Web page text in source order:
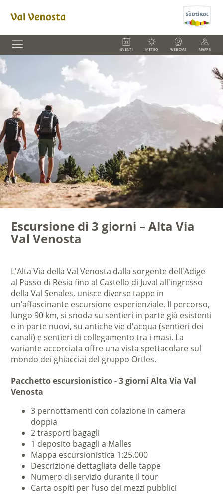
EVENTI METEO WEBCAM MAPPS
Escursione di 3 giorni – Alta Via
Val Venosta
L'Alta Via della Val Venosta dalla sorgente dell'Adige
al Passo di Resia fino al Castello di Juval all'ingresso
della Val Senales, unisce diverse tappe in
un’affascinante escursione esperienziale. Il percorso,
lungo 90 km, si snoda su sentieri in parte già esistenti
e in parte nuovi, su antiche vie d'acqua (sentieri dei
canali) e sentieri di collegamento tra i masi. La
variante accorciata offre una vista spettacolare sul
mondo dei ghiacciai del gruppo Ortles.
Pacchetto escursionistico - 3 giorni Alta Via Val
Venosta
3 pernottamenti con colazione in camera
doppia
2 trasporti bagagli
1 deposito bagagli a Malles
Mappa escursionistica 1:25.000
Descrizione dettagliata delle tappe
Numero di servizio durante il tour
Carta ospiti per l’uso dei mezzi pubblici